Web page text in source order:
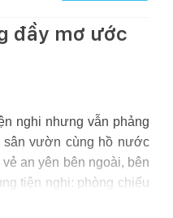
đầy mơ ước
nghi nhưng vẫn phảng
sân vườn cùng hồ nước
an yên bên ngoài, bên
tiện nghi: phòng chiếu